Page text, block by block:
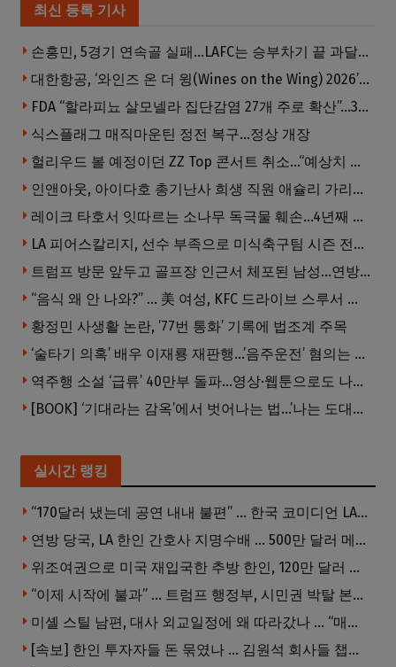
최신 등록 기사
손흥민, 5경기 연속골 실패…LAFC는 승부차기 끝 과달라하라 격파
대한항공, ‘와인즈 온 더 윙(Wines on the Wing) 2026’ 5개 부문 수상
FDA “할라피뇨 살모넬라 집단감염 27개 주로 확산”…345명 감염·36명 입원
식스플래그 매직마운틴 정전 복구…정상 개장
헐리우드 볼 예정이던 ZZ Top 콘서트 취소…“예상치 못한 인력 문제”
인앤아웃, 아이다호 총기난사 희생 직원 애슐리 가리베이 추모
레이크 타호서 잇따르는 소나무 독극물 훼손…4년째 용의자 오리무중
LA 피어스칼리지, 선수 부족으로 미식축구팀 시즌 전격 중단
트럼프 방문 앞두고 골프장 인근서 체포된 남성…연방 총기 혐의 적용
“음식 왜 안 나와?” … 美 여성, KFC 드라이브 스루서 소총 위협
황정민 사생활 논란, ’77번 통화’ 기록에 법조계 주목
‘술타기 의혹’ 배우 이재룡 재판행…’음주운전’ 혐의는 제외
역주행 소설 ‘급류’ 40만부 돌파…영상·웹툰으로도 나온다
[BOOK] ‘기대라는 감옥’에서 벗어나는 법…’나는 도대체 왜 눈치를 볼까’
실시간 랭킹
“170달러 냈는데 공연 내내 불편” … 한국 코미디언 LA공연, 음향 불량에 외모 비하 개그 논란
연방 당국, LA 한인 간호사 지명수배 … 500만 달러 메디캐어 사기, 선고 직전 한국 도주
위조여권으로 미국 재입국한 추방 한인, 120만 달러 은행 사기 행각
“이제 시작에 불과” … 트럼프 행정부, 시민권 박탈 본격화
미셸 스틸 남편, 대사 외교일정에 왜 따라갔나 … “매우 이례적”
[속보] 한인 투자자들 돈 묶였나 … 김원석 회사들 챕터7 강제파산·자진파산 잇따라 신청